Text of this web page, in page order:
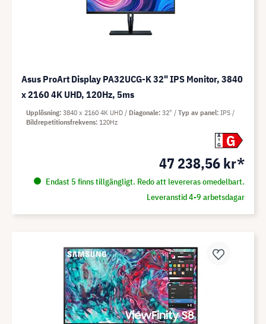
Asus ProArt Display PA32UCG-K 32" IPS Monitor, 3840
x 2160 4K UHD, 120Hz, 5ms
A
G
G
47 238,56 kr*
Endast 5 finns tillgängligt. Redo att levereras omedelbart.
Leveranstid 4-9 arbetsdagar
Upplösning 3840 x 2160 4K UHD Diagonale 32" Typ av panel IPS
Bildrepetitionsfrekvens 120Hz